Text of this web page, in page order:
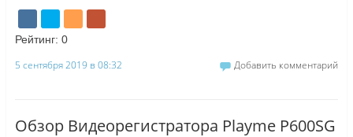
Рейтинг: 0
5 сентября 2019 в 08:32 Добавить комментарий
Обзор Видеорегистратора Playme P600SG